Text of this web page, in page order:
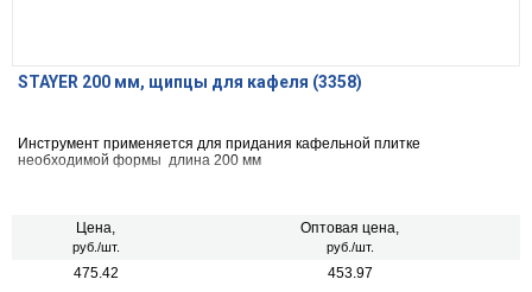
STAYER 200 мм, щипцы для кафеля (3358)
Инструмент применяется для придания кафельной плитке
необходимой формы длина 200 мм
Цена,
руб./шт.
Оптовая цена,
руб./шт.
475.42 453.97